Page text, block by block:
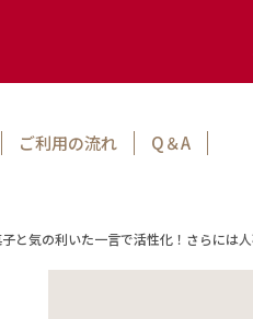
ご利用の流れ
Q＆A
と気の利いた一言で活性化！さらには